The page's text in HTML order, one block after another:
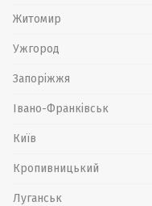
Житомир
Ужгород
Запоріжжя
Івано-Франківськ
Київ
Кропивницький
Луганськ